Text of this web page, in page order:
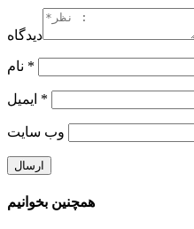
دیدگاه
*
*
وب‌ سایت
همچنین بخوانیم